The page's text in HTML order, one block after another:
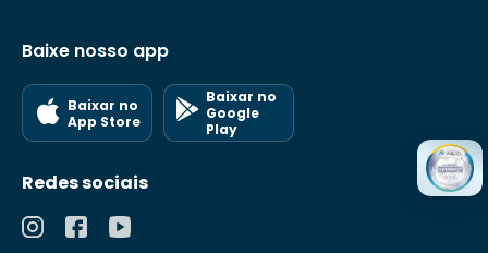
Baixe nosso app
Baixar no
App Store
Baixar no
Google
Play
Redes sociais